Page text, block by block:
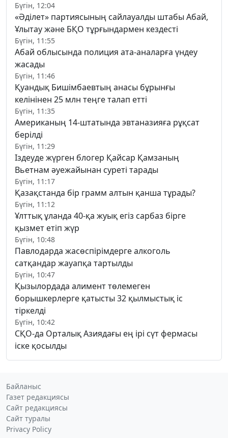
Бүгін, 12:04
«Әділет» партиясының сайлауалды штабы Абай,
Ұлытау және БҚО тұрғындармен кездесті
Бүгін, 11:55
Абай облысында полиция ата-аналарға үндеу
жасады
Бүгін, 11:46
Қуандық Бишімбаевтың анасы бұрынғы
келінінен 25 млн теңге талап етті
Бүгін, 11:35
Американың 14-штатында эвтаназияға рұқсат
берілді
Бүгін, 11:29
Іздеуде жүрген блогер Қайсар Қамзаның
Вьетнам әуежайынан суреті тарады
Бүгін, 11:17
Қазақстанда бір грамм алтын қанша тұрады?
Бүгін, 11:12
Ұлттық ұланда 40-қа жуық егіз сарбаз бірге
қызмет етіп жүр
Бүгін, 10:48
Павлодарда жасөспірімдерге алкоголь
сатқандар жауапқа тартылды
Бүгін, 10:47
Қызылордада алимент төлемеген
борышкерлерге қатысты 32 қылмыстық іс
тіркелді
Бүгін, 10:42
СҚО-да Орталық Азиядағы ең ірі сүт фермасы
іске қосылды
Байланыс
Газет редакциясы
Сайт редакциясы
Сайт туралы
Privacy Policy